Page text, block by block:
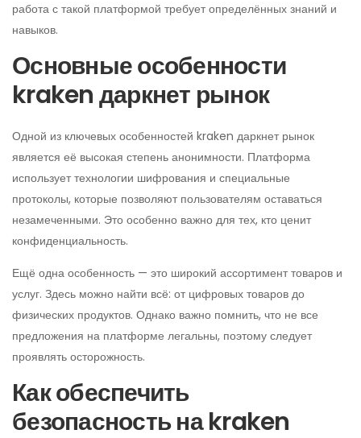
работа с такой платформой требует определённых знаний и
навыков.
Основные особенности
kraken даркнет рынок
Одной из ключевых особенностей kraken даркнет рынок
является её высокая степень анонимности. Платформа
использует технологии шифрования и специальные
протоколы, которые позволяют пользователям оставаться
незамеченными. Это особенно важно для тех, кто ценит
конфиденциальность.
Ещё одна особенность — это широкий ассортимент товаров и
услуг. Здесь можно найти всё: от цифровых товаров до
физических продуктов. Однако важно помнить, что не все
предложения на платформе легальны, поэтому следует
проявлять осторожность.
Как обеспечить
безопасность на kraken